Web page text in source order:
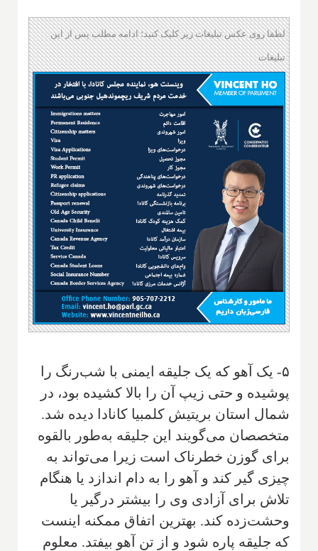
لطفا روی عکس تبلیغات زیر کلیک کنید؛ ادامه مطلب پس از این
تبلیغات
۵- یک آهو که یک جلیقه ایمنی با شب‌رنگ را
پوشیده و حتی زیپ آن را بالا کشیده بود، در
شمال استان بریتیش کلمبیا کانادا دیده شد.
متخصصان می‌گویند این جلیقه به‌طور بالقوه
برای گوزن خطرناک است زیرا می‌تواند به
چیزی گیر کند و آهو را به دام اندازد یا هنگام
تلاش برای آزادی وی را بیشتر درگیر یا
وحشت‌زده کند. بهترین اتفاق ممکنه اینست
که جلیقه پاره شود و از تن آهو بیفتد. معلوم